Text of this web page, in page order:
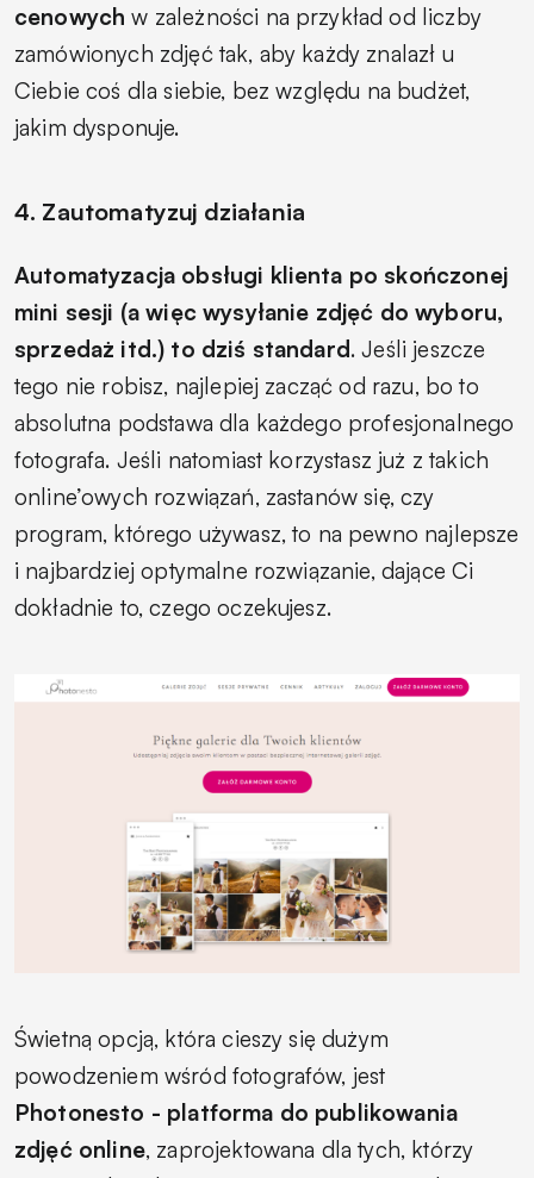
cenowych w zależności na przykład od liczby
zamówionych zdjęć tak, aby każdy znalazł u
Ciebie coś dla siebie, bez względu na budżet,
jakim dysponuje.
4. Zautomatyzuj działania
Automatyzacja obsługi klienta po skończonej
mini sesji (a więc wysyłanie zdjęć do wyboru,
sprzedaż itd.) to dziś standard. Jeśli jeszcze
tego nie robisz, najlepiej zacząć od razu, bo to
absolutna podstawa dla każdego profesjonalnego
fotografa. Jeśli natomiast korzystasz już z takich
online’owych rozwiązań, zastanów się, czy
program, którego używasz, to na pewno najlepsze
i najbardziej optymalne rozwiązanie, dające Ci
dokładnie to, czego oczekujesz.
Świetną opcją, która cieszy się dużym
powodzeniem wśród fotografów, jest
Photonesto - platforma do publikowania
zdjęć online, zaprojektowana dla tych, którzy